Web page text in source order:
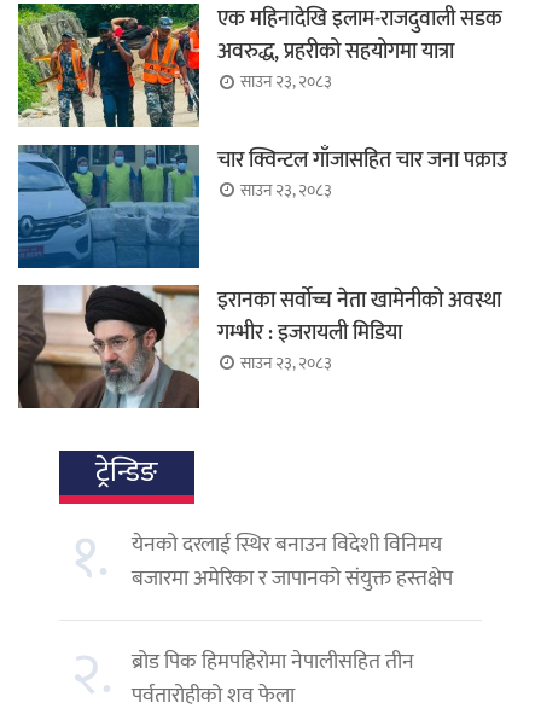
एक महिनादेखि इलाम-राजदुवाली सडक
अवरुद्ध, प्रहरीको सहयोगमा यात्रा
साउन २३, २०८३
चार क्विन्टल गाँजासहित चार जना पक्राउ
साउन २३, २०८३
इरानका सर्वोच्च नेता खामेनीको अवस्था
गम्भीर : इजरायली मिडिया
साउन २३, २०८३
ट्रेन्डिङ
१.
येनको दरलाई स्थिर बनाउन विदेशी विनिमय
बजारमा अमेरिका र जापानको संयुक्त हस्तक्षेप
२. ब्रोड पिक हिमपहिरोमा नेपालीसहित तीन
पर्वतारोहीको शव फेला